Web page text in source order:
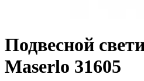
Подвесной
Maserlo 31605